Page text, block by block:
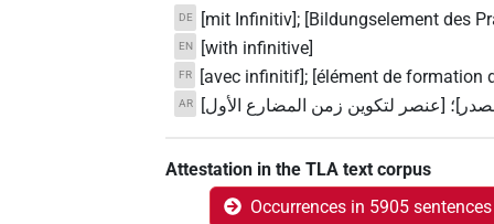
DE [mit Infinitiv]; [Bildungselement des
EN [with infinitive]
FR [avec infinitif]; [élément de formation
AR [عنصر لتكوين زمن المضارع الأول]
Attestation in the TLA text corpus
Occurrences in 5905 sentences